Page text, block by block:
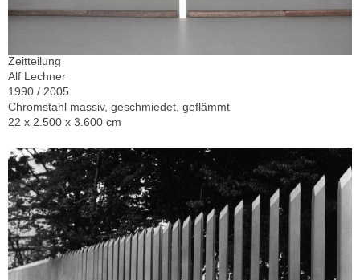
Zeitteilung
Alf Lechner
1990 / 2005
Chromstahl massiv, geschmiedet, geflämmt
22 x 2.500 x 3.600 cm